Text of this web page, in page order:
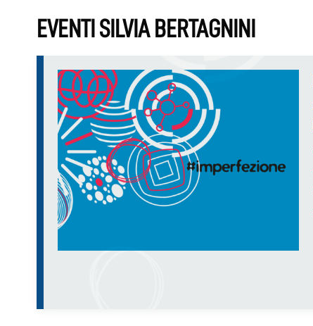
EVENTI SILVIA BERTAGNINI